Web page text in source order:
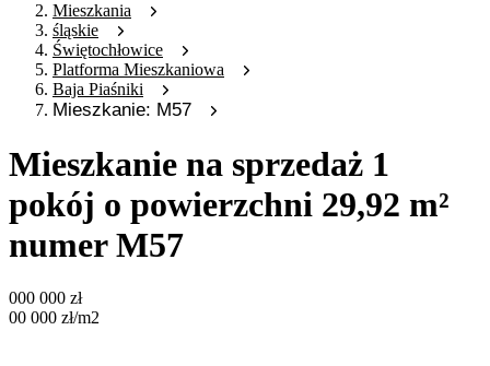
Mieszkania
śląskie
Świętochłowice
Platforma Mieszkaniowa
Baja Piaśniki
Mieszkanie: M57
Mieszkanie na sprzedaż 1
pokój o powierzchni 29,92 m²
numer M57
000 000 zł
00 000 zł/m2